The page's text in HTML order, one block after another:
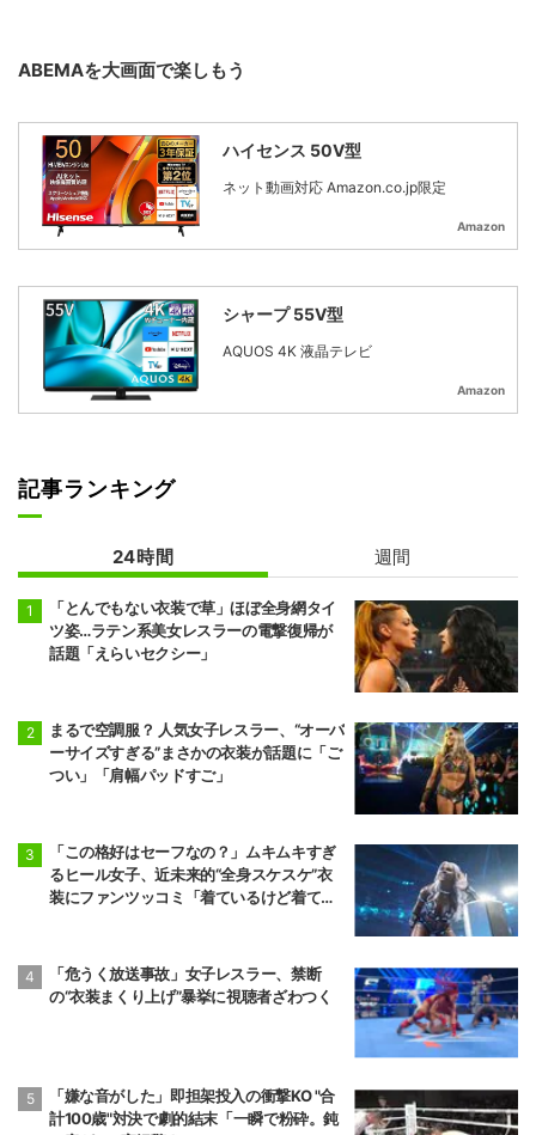
ABEMAを大画面で楽しもう
ハイセンス 50V型
ネット動画対応 Amazon.co.jp限定
Amazon
シャープ 55V型
AQUOS 4K 液晶テレビ
Amazon
記事ランキング
24時間 週間
「とんでもない衣装で草」ほぼ全身網タイ
ツ姿…ラテン系美女レスラーの電撃復帰が
話題「えらいセクシー」
まるで空調服？ 人気女子レスラー、“オーバ
ーサイズすぎる”まさかの衣装が話題に「ご
つい」「肩幅パッドすご」
「この格好はセーフなの？」ムキムキすぎ
るヒール女子、近未来的“全身スケスケ”衣
装にファンツッコミ「着ているけど着てい
「危うく放送事故」女子レスラー、禁断
の“衣装まくり上げ”暴挙に視聴者ざわつく
「嫌な音がした」即担架投入の衝撃KO "合
計100歳"対決で劇的結末「一瞬で粉砕。鈍